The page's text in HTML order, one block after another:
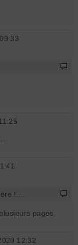
!....
pages.
12:32